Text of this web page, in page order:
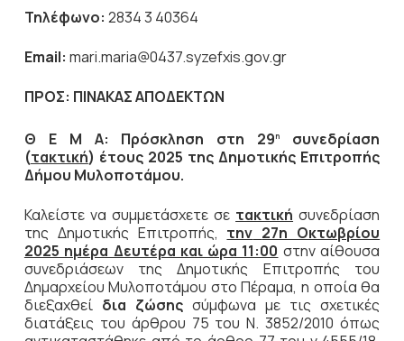
Τηλέφωνο: 2834 3 40364
Email: mari.maria@0437.syzefxis.gov.gr
ΠΡΟΣ: ΠΙΝΑΚΑΣ ΑΠΟΔΕΚΤΩΝ
Θ Ε Μ Α: Πρόσκληση στη 29η
συνεδρίαση
(τακτική) έτους 2025 της Δημοτικής Επιτροπής
Δήμου Μυλοποτάμου.
Καλείστε να συμμετάσχετε σε τακτική συνεδρίαση
της Δημοτικής Επιτροπής, την 27η Οκτωβρίου
2025 ημέρα Δευτέρα και ώρα 11:00 στην αίθουσα
συνεδριάσεων της Δημοτικής Επιτροπής του
Δημαρχείου Μυλοποτάμου στο Πέραμα, η οποία θα
διεξαχθεί δια ζώσης σύμφωνα με τις σχετικές
διατάξεις του άρθρου 75 του Ν. 3852/2010 όπως